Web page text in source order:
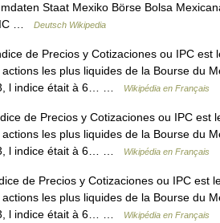
Staat Mexiko Börse Bolsa
…
Deutsch Wikipedia
de Precios y Cotizaciones ou IPC est
les plus liquides de la Bourse du
l indice était à 6… …
Wikipédia en Français
de Precios y Cotizaciones ou IPC est
les plus liquides de la Bourse du
l indice était à 6… …
Wikipédia en Français
de Precios y Cotizaciones ou IPC est
les plus liquides de la Bourse du
l indice était à 6… …
Wikipédia en Français